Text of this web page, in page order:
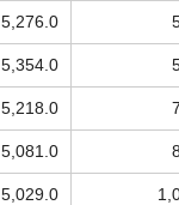
5,276.0
5,354.0
5,218.0
5,081.0
5,029.0